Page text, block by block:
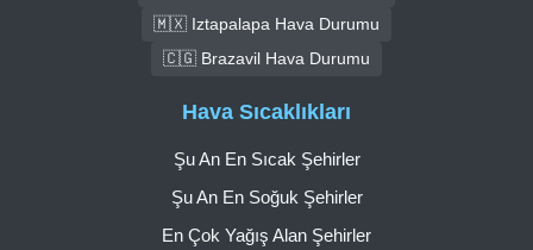
🇲🇽 Iztapalapa Hava Durumu
🇨🇬 Brazavil Hava Durumu
Hava Sıcaklıkları
Şu An En Sıcak Şehirler
Şu An En Soğuk Şehirler
En Çok Yağış Alan Şehirler